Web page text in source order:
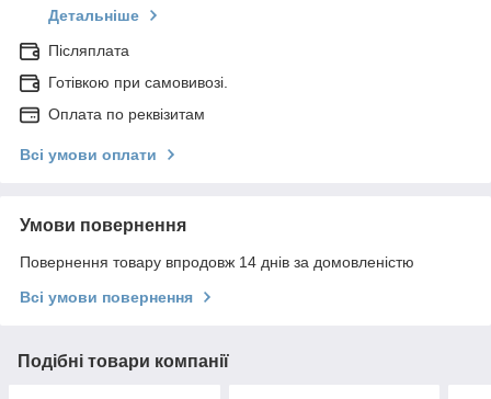
Детальніше
Післяплата
Готівкою при самовивозі.
Оплата по реквізитам
Всі умови оплати
Умови повернення
Повернення товару впродовж 14 днів за домовленістю
Всі умови повернення
Подібні товари компанії